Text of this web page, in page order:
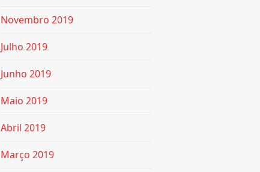
Novembro 2019
Julho 2019
Junho 2019
Maio 2019
Abril 2019
Março 2019